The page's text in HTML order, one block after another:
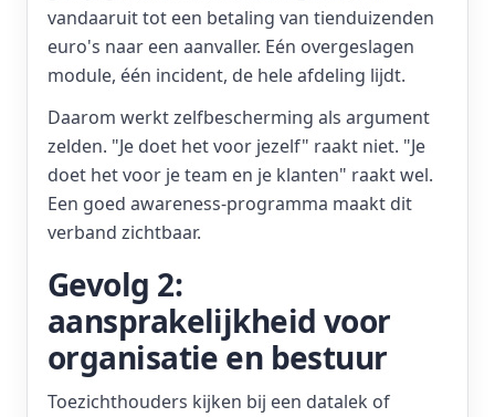
vandaaruit tot een betaling van tienduizenden
euro's naar een aanvaller. Eén overgeslagen
module, één incident, de hele afdeling lijdt.
Daarom werkt zelfbescherming als argument
zelden. "Je doet het voor jezelf" raakt niet. "Je
doet het voor je team en je klanten" raakt wel.
Een goed awareness-programma maakt dit
verband zichtbaar.
Gevolg 2:
aansprakelijkheid voor
organisatie en bestuur
Toezichthouders kijken bij een datalek of